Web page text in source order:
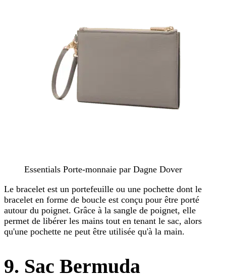
Essentials Porte-monnaie par Dagne Dover
Le bracelet est un portefeuille ou une pochette dont le
bracelet en forme de boucle est conçu pour être porté
autour du poignet. Grâce à la sangle de poignet, elle
permet de libérer les mains tout en tenant le sac, alors
qu'une pochette ne peut être utilisée qu'à la main.
9. Sac Bermuda